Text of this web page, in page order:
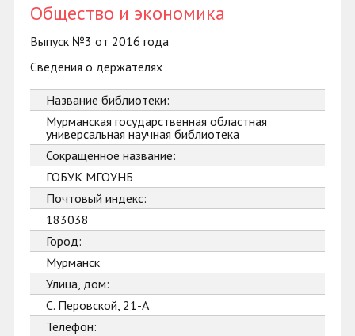
Общество и экономика
Выпуск №3 от 2016 года
Сведения о держателях
Название библиотеки:
Мурманская государственная областная
универсальная научная библиотека
Сокращенное название:
ГОБУК МГОУНБ
Почтовый индекс:
183038
Город:
Мурманск
Улица, дом:
С. Перовской, 21-А
Телефон: